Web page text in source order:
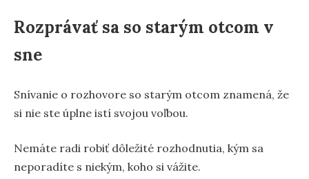
Rozprávať sa so starým otcom v
sne
Snívanie o rozhovore so starým otcom znamená, že
si nie ste úplne istí svojou voľbou.
Nemáte radi robiť dôležité rozhodnutia, kým sa
neporadíte s niekým, koho si vážite.